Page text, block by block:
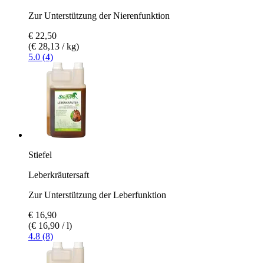
Zur Unterstützung der Nierenfunktion
€ 22,50
(€ 28,13 / kg)
5.0 (4)
Stiefel
Leberkräutersaft
Zur Unterstützung der Leberfunktion
€ 16,90
(€ 16,90 / l)
4.8 (8)